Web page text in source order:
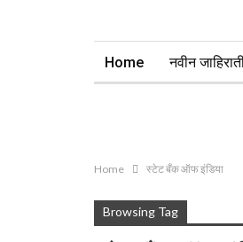
Home नवीन
Home स्टेट बँक ऑफ इंडिया
Browsing Tag